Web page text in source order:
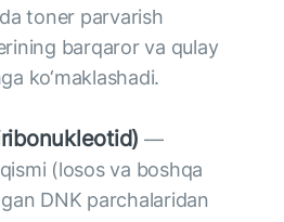
toner parvarish
barqaror va qulay
ko‘maklashadi.
—
(losos va boshqa
DNK parchalaridan